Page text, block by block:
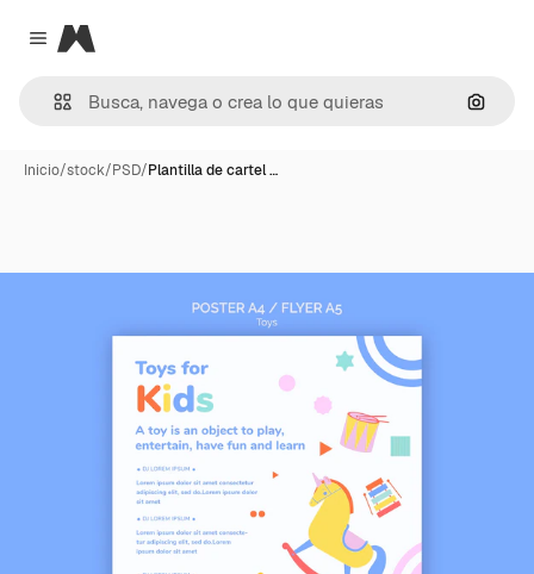
Close menu
Magnific
Inicio/stock/PSD/Plantilla de cartel …